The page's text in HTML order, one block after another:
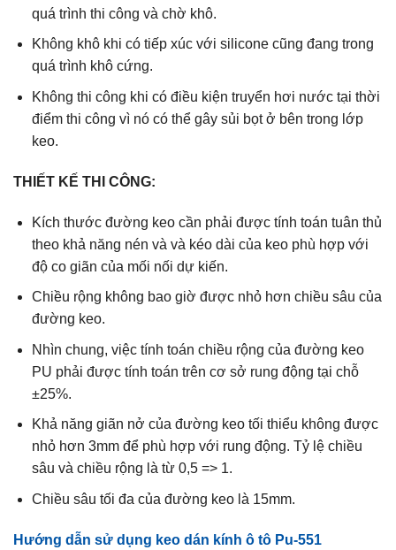
quá trình thi công và chờ khô.
Không khô khi có tiếp xúc với silicone cũng đang trong
quá trình khô cứng.
Không thi công khi có điều kiện truyển hơi nước tại thời
điểm thi công vì nó có thể gây sủi bọt ở bên trong lớp
keo.
THIẾT KẾ THI CÔNG:
Kích thước đường keo cần phải được tính toán tuân thủ
theo khả năng nén và và kéo dài của keo phù hợp với
độ co giãn của mối nối dự kiến.
Chiều rộng không bao giờ được nhỏ hơn chiều sâu của
đường keo.
Nhìn chung, việc tính toán chiều rộng của đường keo
PU phải được tính toán trên cơ sở rung động tại chỗ
±25%.
Khả năng giãn nở của đường keo tối thiểu không được
nhỏ hơn 3mm để phù hợp với rung động. Tỷ lệ chiều
sâu và chiều rộng là từ 0,5 => 1.
Chiều sâu tối đa của đường keo là 15mm.
Hướng dẫn sử dụng keo dán kính ô tô Pu-551